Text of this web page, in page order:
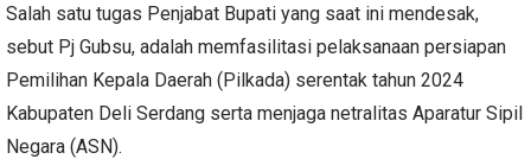
Salah satu tugas Penjabat Bupati yang saat ini mendesak,
sebut Pj Gubsu, adalah memfasilitasi pelaksanaan persiapan
Pemilihan Kepala Daerah (Pilkada) serentak tahun 2024
Kabupaten Deli Serdang serta menjaga netralitas Aparatur Sipil
Negara (ASN).